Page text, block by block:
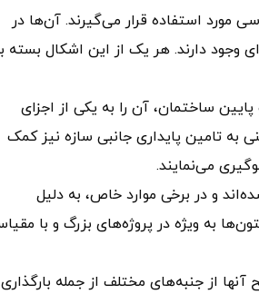
مورد استفاده قرار می‌گیرند. آن‌ها در
وجود دارند. هر یک از این اشکال بسته
ساختمان، آن را به یکی از اجزای
به تامین پایداری جانبی سازه نیز کمک
می‌نمایند.
و در برخی موارد خاص، به دلیل
به ویژه در پروژه‌های بزرگ و با
از جنبه‌های مختلف از جمله